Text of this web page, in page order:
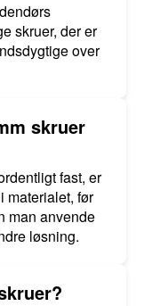
skruer, der er
over
skruer
fast, er
materialet, før
man anvende
løsning.